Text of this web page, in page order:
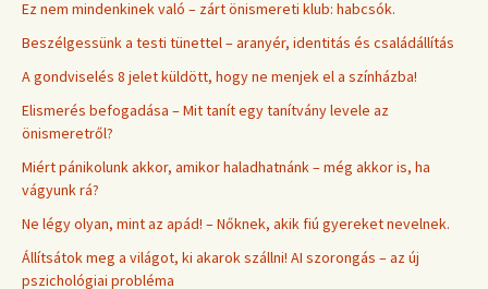
Ez nem mindenkinek való – zárt önismereti klub: habcsók.
Beszélgessünk a testi tünettel – aranyér, identitás és családállítás
A gondviselés 8 jelet küldött, hogy ne menjek el a színházba!
Elismerés befogadása – Mit tanít egy tanítvány levele az
önismeretről?
Miért pánikolunk akkor, amikor haladhatnánk – még akkor is, ha
vágyunk rá?
Ne légy olyan, mint az apád! – Nőknek, akik fiú gyereket nevelnek.
Állítsátok meg a világot, ki akarok szállni! AI szorongás – az új
pszichológiai probléma